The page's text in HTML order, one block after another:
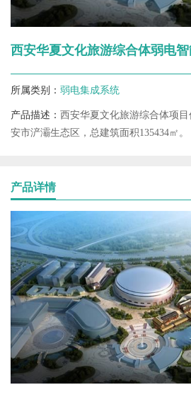
西安华夏文化旅游综合体弱电智
所属类别： 弱电集成系统
产品描述： 西安华夏文化旅游综合体项
安市浐灞生态区，总建筑面积135434㎡。
产品详情